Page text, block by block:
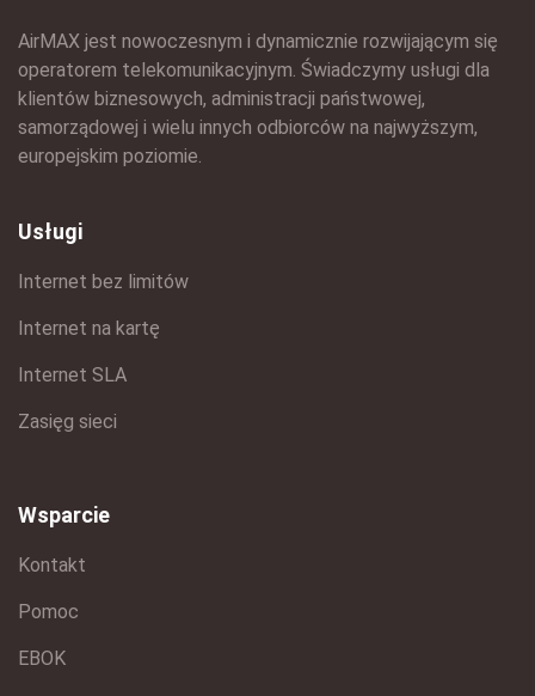
AirMAX jest nowoczesnym i dynamicznie rozwijającym się
operatorem telekomunikacyjnym. Świadczymy usługi dla
klientów biznesowych, administracji państwowej,
samorządowej i wielu innych odbiorców na najwyższym,
europejskim poziomie.
Usługi
Internet bez limitów
Internet na kartę
Internet SLA
Zasięg sieci
Wsparcie
Kontakt
Pomoc
EBOK